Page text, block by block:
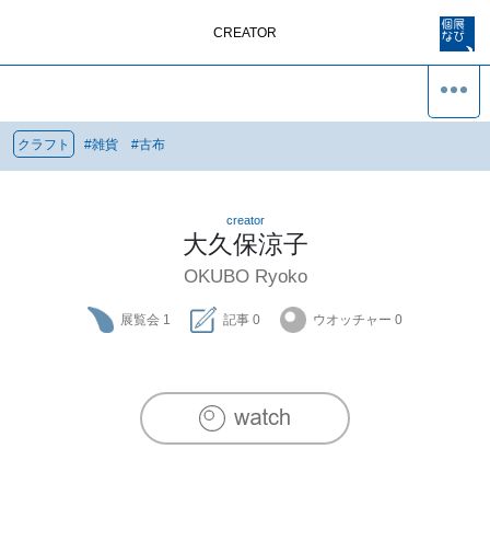
CREATOR
クラフト #雑貨 #古布
creator
大久保涼子
OKUBO Ryoko
展覧会 1 記事 0 ウオッチャー 0